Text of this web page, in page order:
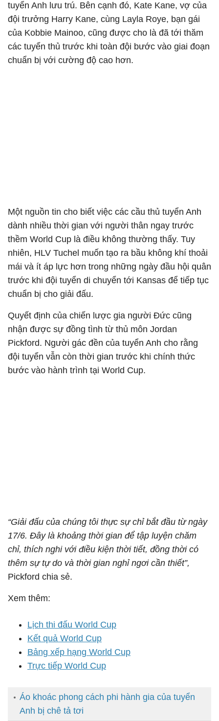
tuyển Anh lưu trú. Bên cạnh đó, Kate Kane, vợ của
đội trưởng Harry Kane, cùng Layla Roye, bạn gái
của Kobbie Mainoo, cũng được cho là đã tới thăm
các tuyển thủ trước khi toàn đội bước vào giai đoạn
chuẩn bị với cường độ cao hơn.
Một nguồn tin cho biết việc các cầu thủ tuyển Anh
dành nhiều thời gian với người thân ngay trước
thềm World Cup là điều không thường thấy. Tuy
nhiên, HLV Tuchel muốn tạo ra bầu không khí thoải
mái và ít áp lực hơn trong những ngày đầu hội quân
trước khi đội tuyển di chuyển tới Kansas để tiếp tục
chuẩn bị cho giải đấu.
Quyết định của chiến lược gia người Đức cũng
nhận được sự đồng tình từ thủ môn Jordan
Pickford. Người gác đền của tuyển Anh cho rằng
đội tuyển vẫn còn thời gian trước khi chính thức
bước vào hành trình tại World Cup.
“Giải đấu của chúng tôi thực sự chỉ bắt đầu từ ngày
17/6. Đây là khoảng thời gian để tập luyện chăm
chỉ, thích nghi với điều kiện thời tiết, đồng thời có
thêm sự tự do và thời gian nghỉ ngơi cần thiết”,
Pickford chia sẻ.
Xem thêm:
Lịch thi đấu World Cup
Kết quả World Cup
Bảng xếp hạng World Cup
Trực tiếp World Cup
Áo khoác phong cách phi hành gia của tuyển
Anh bị chê tả tơi